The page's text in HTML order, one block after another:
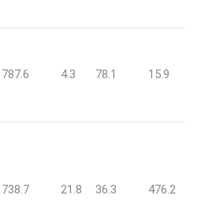
787.6 4.3 78.1 15.9
738.7 21.8 36.3 476.2